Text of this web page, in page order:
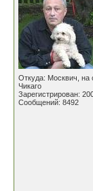
Откуда: Москвич, на
Чикаго
Зарегистрирован:
Сообщений: 8492